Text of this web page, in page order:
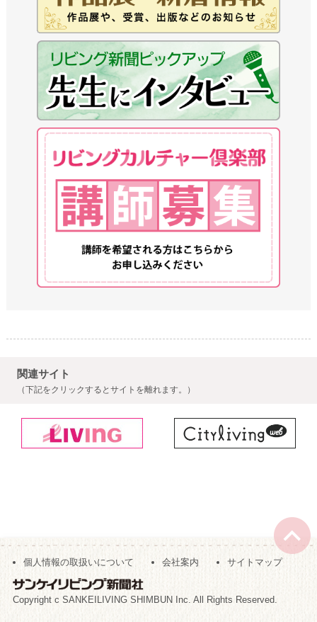
関連サイト
（下記をクリックするとサイトを離れます。）
個人情報の取扱いについて 会社案内 サイトマップ
Copyright c SANKEILIVING SHIMBUN Inc. All Rights Reserved.